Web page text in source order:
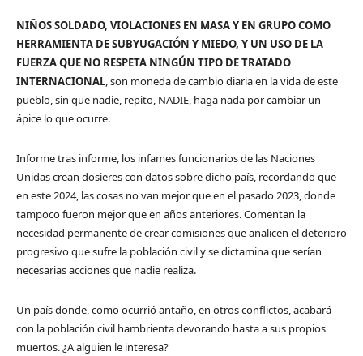
NIÑOS SOLDADO, VIOLACIONES EN MASA Y EN GRUPO COMO
HERRAMIENTA DE SUBYUGACIÓN Y MIEDO, Y UN USO DE LA
FUERZA QUE NO RESPETA NINGÚN TIPO DE TRATADO
INTERNACIONAL, son moneda de cambio diaria en la vida de este
pueblo, sin que nadie, repito, NADIE, haga nada por cambiar un
ápice lo que ocurre.
Informe tras informe, los infames funcionarios de las Naciones
Unidas crean dosieres con datos sobre dicho país, recordando que
en este 2024, las cosas no van mejor que en el pasado 2023, donde
tampoco fueron mejor que en años anteriores. Comentan la
necesidad permanente de crear comisiones que analicen el deterioro
progresivo que sufre la población civil y se dictamina que serían
necesarias acciones que nadie realiza.
Un país donde, como ocurrió antaño, en otros conflictos, acabará
con la población civil hambrienta devorando hasta a sus propios
muertos. ¿A alguien le interesa?